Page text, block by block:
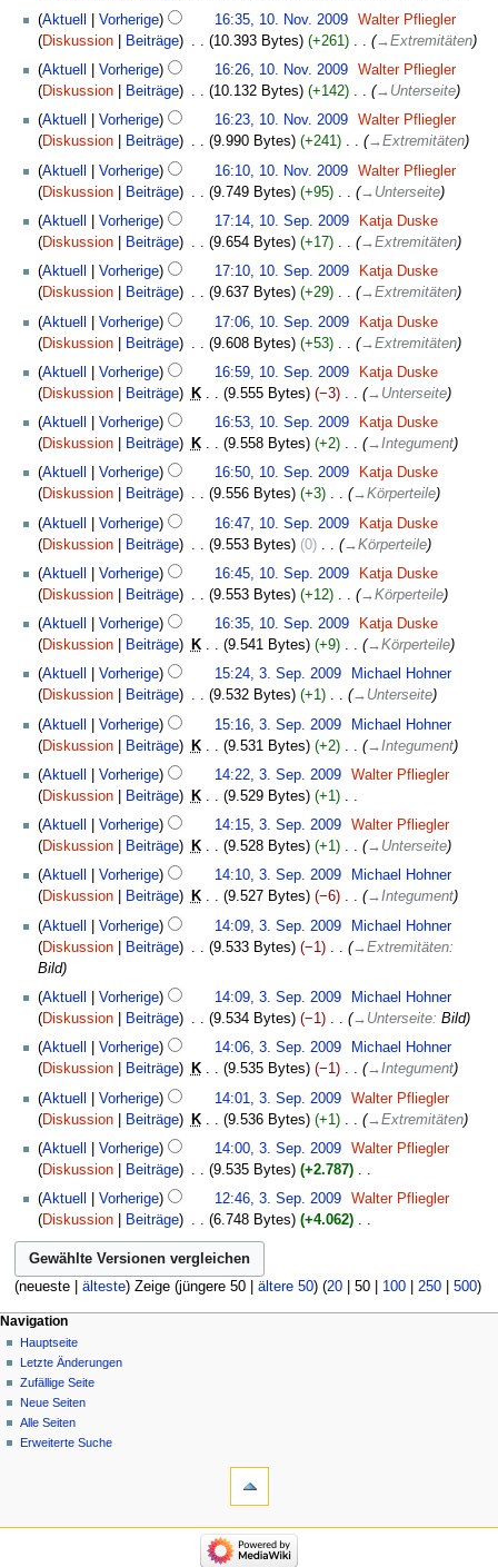
Aktuell
Vorherige 16:35, 10. Nov. 2009
Walter Pfliegler
Diskussion
Beiträge 10.393 Bytes +261 ‎ →Extremitäten
Aktuell
Vorherige 16:26, 10. Nov. 2009
Walter Pfliegler
Diskussion
Beiträge 10.132 Bytes +142 ‎ → Unterseite
Aktuell
Vorherige 16:23, 10. Nov. 2009
Walter Pfliegler
Diskussion
Beiträge 9.990 Bytes +241 ‎ →Extremitäten
Aktuell
Vorherige 16:10, 10. Nov. 2009
Walter Pfliegler
Diskussion
Beiträge 9.749 Bytes +95 ‎ → Unterseite
September
Aktuell Vorherige 17:14, 10. Sep. 2009
Katja Duske
Diskussion
Beiträge 9.654 Bytes +17 ‎ →Extremitäten
Aktuell
Vorherige 17:10, 10. Sep. 2009
Katja Duske
Diskussion
Beiträge 9.637 Bytes +29 ‎ →Extremitäten
Aktuell
Vorherige 17:06, 10. Sep. 2009
Katja Duske
Diskussion
Beiträge 9.608 Bytes +53 ‎ →Extremitäten
Aktuell
Vorherige 16:59, 10. Sep. 2009
Katja Duske
Diskussion
Beiträge K 9.555 Bytes −3 ‎ → Unterseite
Aktuell
Vorherige 16:53, 10. Sep. 2009
Katja Duske
Diskussion
Beiträge K 9.558 Bytes +2 ‎ →Integument
Aktuell
Vorherige 16:50, 10. Sep. 2009
Katja Duske
Diskussion
Beiträge 9.556 Bytes +3 ‎ →Körperteile
Aktuell
Vorherige 16:47, 10. Sep. 2009
Katja Duske
Diskussion
Beiträge 9.553 Bytes 0 ‎ →Körperteile
Aktuell
Vorherige 16:45, 10. Sep. 2009
Katja Duske
Diskussion
Beiträge 9.553 Bytes +12 ‎ →Körperteile
Aktuell
Vorherige 16:35, 10. Sep. 2009
Katja Duske
Diskussion
Beiträge K 9.541 Bytes +9 ‎ →Körperteile
3.
September
Aktuell Vorherige 15:24, 3. Sep. 2009
Michael Hohner
Diskussion
Beiträge 9.532 Bytes +1 ‎ → Unterseite
Aktuell
Vorherige 15:16, 3. Sep. 2009
Michael Hohner
Diskussion
Beiträge K 9.531 Bytes +2 ‎ →Integument
Aktuell
Vorherige 14:22, 3. Sep. 2009
Walter Pfliegler
Diskussion
Beiträge K 9.529 Bytes +1 ‎
K
e
n
e
B
e
a
b
e
i
t
u
n
s
z
u
s
a
m
m
n
f
a
s
s
u
n
Aktuell Vorherige 14:15, 3. Sep. 2009
Walter Pfliegler
Diskussion
Beiträge K 9.528 Bytes +1 ‎ → Unterseite
Aktuell
Vorherige 14:10, 3. Sep. 2009
Michael Hohner
Diskussion
Beiträge K 9.527 Bytes −6 ‎ →Integument
Aktuell
Vorherige 14:09, 3. Sep. 2009
Michael Hohner
Diskussion
Beiträge 9.533 Bytes −1 ‎ →Extremitäten:
Bild
Aktuell
Vorherige 14:09, 3. Sep. 2009
Michael Hohner
Diskussion
Beiträge 9.534 Bytes −1 ‎ → Unterseite: Bild
Aktuell
Vorherige 14:06, 3. Sep. 2009
Michael Hohner
Diskussion
Beiträge K 9.535 Bytes −1 ‎ →Integument
Aktuell
Vorherige 14:01, 3. Sep. 2009
Walter Pfliegler
Diskussion
Beiträge K 9.536 Bytes +1 ‎ →Extremitäten
Aktuell
Vorherige 14:00, 3. Sep. 2009
Walter Pfliegler
Diskussion
Beiträge 9.535 Bytes +2.787 ‎
K
e
n
e
B
e
a
r
b
e
i
t
s
Aktuell Vorherige 12:46, 3. Sep. 2009
Walter Pfliegler
Diskussion
Beiträge 6.748 Bytes +4.062 ‎
K
e
e
B
e
a
r
b
e
(neueste| älteste) Zeige (jüngere 50| ältere 50) (20| 50| 100| 250| 500)
Navigation
Hauptseite
Letzte Änderungen
Zufällige Seite
Neue Seiten
Alle Seiten
Erweiterte Suche